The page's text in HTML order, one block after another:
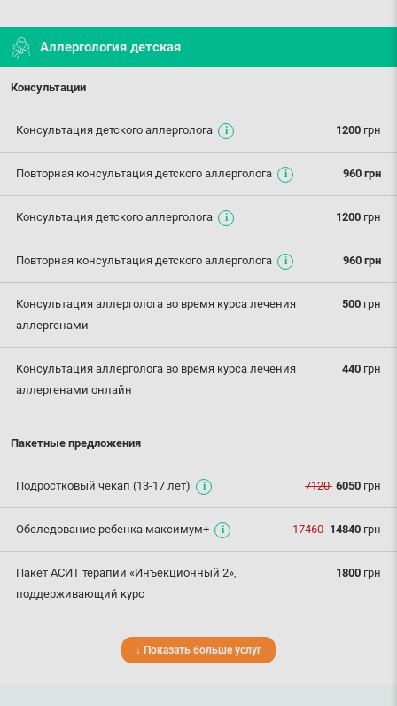
Аллергология детская
Консультации
1200 грн
Консультация детского аллерголога
960 грн
Повторная консультация детского аллерголога
1200 грн
Консультация детского аллерголога
960 грн
Повторная консультация детского аллерголога
500 грн
Консультация аллерголога во время курса лечения
аллергенами
440 грн
Консультация аллерголога во время курса лечения
аллергенами онлайн
Пакетные предложения
7120 6050 грн
Подростковый чекап (13-17 лет)
17460 14840 грн
Обследование ребенка максимум+
1800 грн
Пакет АСИТ терапии «Инъекционный 2»,
поддерживающий курс
↓ Показать больше услуг